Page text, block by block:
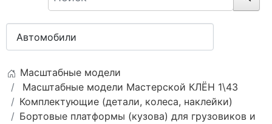
Масштабные модели
Масштабные модели Мастерской КЛЁН 1\43
Комплектующие (детали, колеса, наклейки)
Бортовые платформы (кузова) для грузовиков и